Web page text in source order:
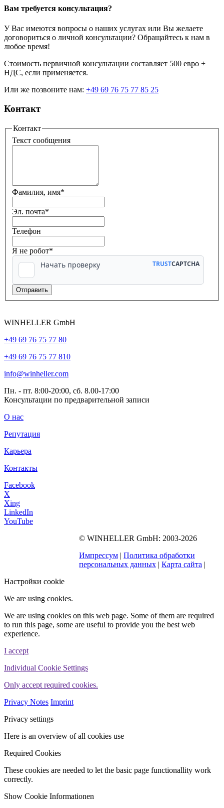
Вам требуется консультация?
У Вас имеются вопросы о наших услугах или Вы желаете
договориться о личной консультации? Обращайтесь к нам в
любое время!
Стоимость первичной консультации составляет 500 евро +
НДС, если применяется.
Или же позвоните нам: +49 69 76 75 77 85 25
Контакт
Контакт
Текст сообщения
Фамилия, имя*
Эл. почта*
Телефон
Я не робот*
WINHELLER GmbH
+49 69 76 75 77 80
+49 69 76 75 77 810
info@winheller.com
Пн. - пт. 8:00-20:00, сб. 8.00-17:00
Консультации по предварительной записи
О нас
Репутация
Карьера
Контакты
Facebook
X
Xing
LinkedIn
YouTube
WINHELLER GmbH
© WINHELLER GmbH: 2003-2026
Импрессум | Политика обработки
персональных данных | Карта сайта |
Настройки cookie
We are using cookies.
We are using cookies on this web page. Some of them are required
to run this page, some are useful to provide you the best web
experience.
I accept
Individual Cookie Settings
Only accept required cookies.
Privacy Notes Imprint
Privacy settings
Here is an overview of all cookies use
Required Cookies
These cookies are needed to let the basic page functionallity work
correctly.
Show Cookie Informationen